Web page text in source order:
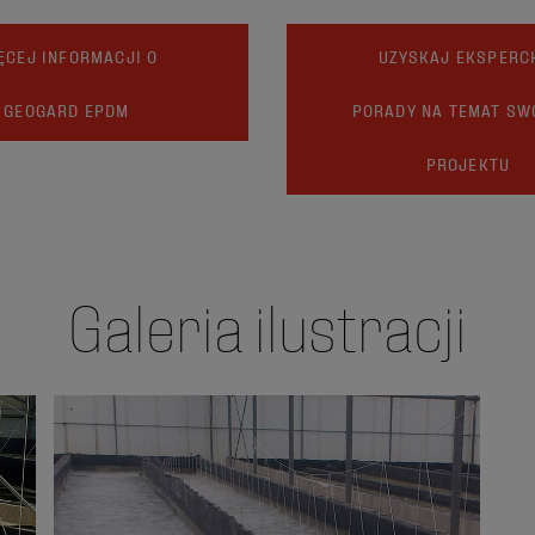
INFORMACJI O
GEOGARD EPDM
UZYSKAJ
PORADY NA TEMAT
PROJEKTU
Galeria ilustracji